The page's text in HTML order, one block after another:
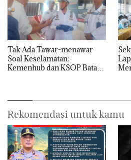
Tak Ada Tawar-menawar
Soal Keselamatan:
Kemenhub dan KSOP Batam
Rekomendasi untuk kamu